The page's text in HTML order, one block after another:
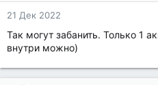
21 Дек 2022
Так могут забанить. Только 1
внутри можно)